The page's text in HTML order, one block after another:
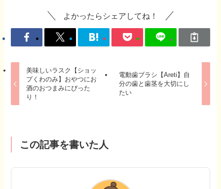
よかったらシェアしてね！
美味しいラスク【ショッ
プくわのみ】おやつにお
酒のおつまみにぴった
り！
電動歯ブラシ【Areti】自
分の歯と歯茎を大切にし
たい
この記事を書いた人